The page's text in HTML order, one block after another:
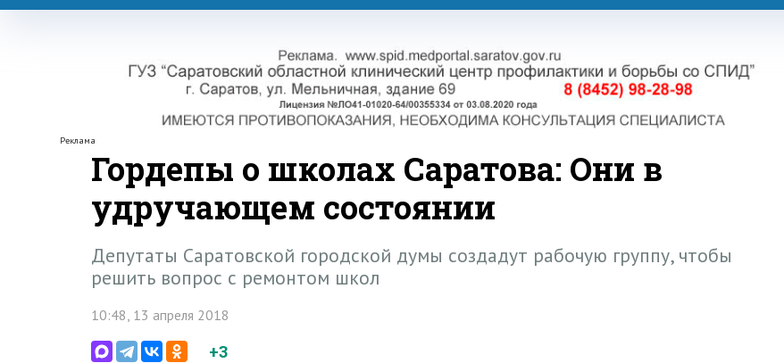
Реклама
Гордепы о школах Саратова: Они в
удручающем состоянии
Депутаты Саратовской городской думы создадут рабочую группу, чтобы
решить вопрос с ремонтом школ
10:48, 13 апреля 2018
+3